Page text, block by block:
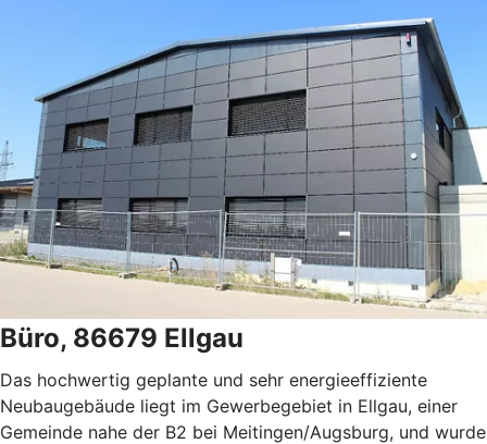
Büro, 86679 Ellgau
Das hochwertig geplante und sehr energieeffiziente
Neubaugebäude liegt im Gewerbegebiet in Ellgau, einer
Gemeinde nahe der B2 bei Meitingen/Augsburg, und wurde